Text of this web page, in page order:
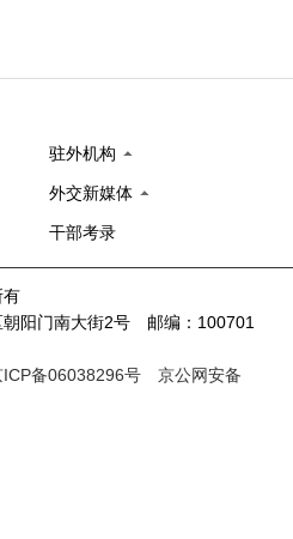
驻外机构
外交新媒体
干部考录
阳门南大街2号 邮编：100701
ICP备06038296号
京公网安备